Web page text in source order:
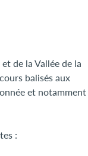
de la Vallée de la
balisés aux
et notamment
: